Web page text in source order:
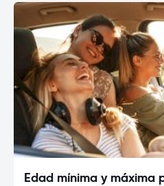
Edad mínima y máxima